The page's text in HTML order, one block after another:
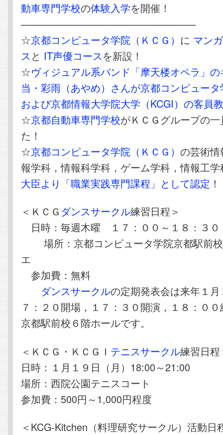
動車専門学校の体験入学を開催！
—————————————————–
☆京都コンピュータ学院（ＫＣＧ） に マン
スと IT声優コースを新設！
☆ヴィジュアル系バンド「摩天楼オペラ」
当・彩雨（あやめ）さんが京都コンピュー
および京都情報大学院大学（KCGI）の客員
☆京都自動車専門学校がＫＣＧグループの
た！
☆京都コンピュータ学院（ＫＣＧ）の芸術
報学科，情報科学科，ゲーム学科，情報工学
大臣より「職業実践専門課程」として認定 ！
＜ＫＣＧ ダンスサークル練習日程＞
日時：毎週木曜 １７：００～１８：３０
場所：京都コンピュータ学院京都駅前
エ
参加費：無料
ダンスサークルの定期発表会は来年１
７：２０開場，１７：３０開演，１８：０
京都駅前校６階ホールです。
＜ＫＣＧ・ＫＣＧＩ テニスサークル練習日程
日時：１月１９日（月）18:00～21:00
場所：西院公園テニスコート
参加費：500円～1,000円程度
＜KCG-Kitchen（料理研究サークル）活動日